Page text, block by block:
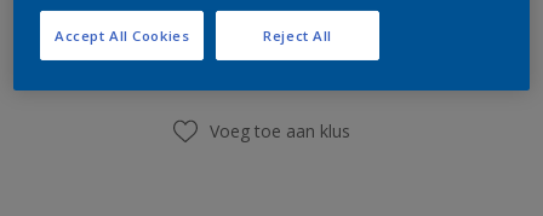
Vind een winkel
Voeg toe aan klus
Reject All
Accept All Cookies